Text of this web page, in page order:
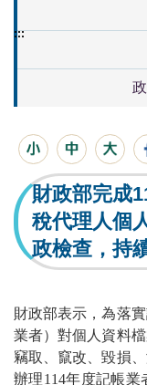
:::
財政部完成
稅代理人個
政檢查，持
財政部表示，為落
業者）對個人資料
竊取、竄改、毀損
辦理114年度記帳